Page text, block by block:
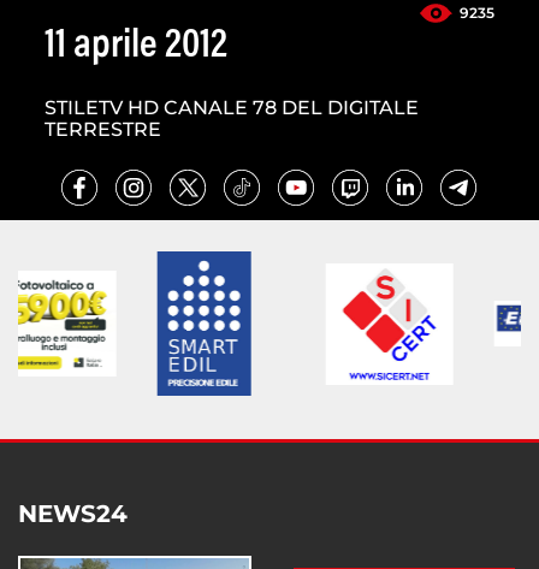
9235
11 aprile 2012
STILETV HD CANALE 78 DEL DIGITALE
TERRESTRE
NEWS24